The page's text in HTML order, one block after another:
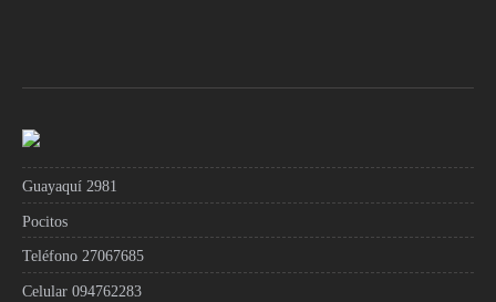
Guayaquí 2981
Pocitos
Teléfono 27067685
Celular 094762283